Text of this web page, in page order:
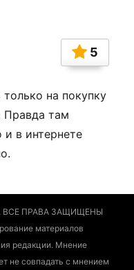
5
на покупку
Правда там
в интернете
ВСЕ ПРАВА ЗАЩИЩЕНЫ
материалов
редакции. Мнение
не совпадать с мнением